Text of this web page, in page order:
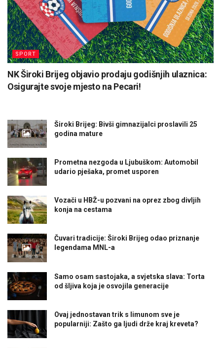
SPORT
NK Široki Brijeg objavio prodaju godišnjih ulaznica:
Osigurajte svoje mjesto na Pecari!
Široki Brijeg: Bivši gimnazijalci proslavili 25
godina mature
Prometna nezgoda u Ljubuškom: Automobil
udario pješaka, promet usporen
Vozači u HBŽ-u pozvani na oprez zbog divljih
konja na cestama
Čuvari tradicije: Široki Brijeg odao priznanje
legendama MNL-a
Samo osam sastojaka, a svjetska slava: Torta
od šljiva koja je osvojila generacije
Ovaj jednostavan trik s limunom sve je
popularniji: Zašto ga ljudi drže kraj kreveta?